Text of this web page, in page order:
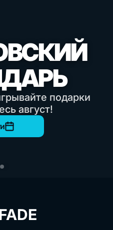
подарки
август!